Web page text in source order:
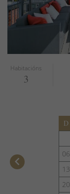
Habitacións
3
keyboard_arrow_left
D
06
13
20